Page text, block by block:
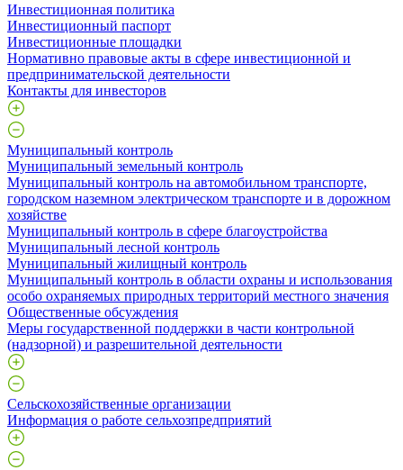
Инвестиционная политика
Инвестиционный паспорт
Инвестиционные площадки
Нормативно правовые акты в сфере инвестиционной и
предпринимательской деятельности
Контакты для инвесторов
Муниципальный контроль
Муниципальный земельный контроль
Муниципальный контроль на автомобильном транспорте,
городском наземном электрическом транспорте и в дорожном
хозяйстве
Муниципальный контроль в сфере благоустройства
Муниципальный лесной контроль
Муниципальный жилищный контроль
Муниципальный контроль в области охраны и использования
особо охраняемых природных территорий местного значения
Общественные обсуждения
Меры государственной поддержки в части контрольной
(надзорной) и разрешительной деятельности
Сельскохозяйственные организации
Информация о работе сельхозпредприятий